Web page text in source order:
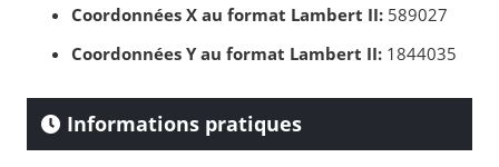
Coordonnées X au format Lambert II: 589027
Coordonnées Y au format Lambert II: 1844035
Informations pratiques